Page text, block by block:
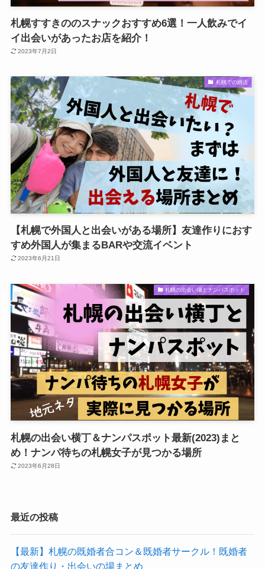
札幌すすきののスナックおすすめ6選！一人飲みでイ
イ出会いがあったお店を紹介！
2023年7月2日
札幌での婚活
【札幌で外国人と出会いがある場所】友達作りにおす
すめ外国人が集まるBARや交流イベント
2023年6月21日
札幌の出会い場とナンパスポット
札幌の出会い横丁＆ナンパスポット最新(2023)まと
め！ナンパ待ちの札幌女子が見つかる場所
2023年6月28日
最近の投稿
【最新】札幌の既婚者合コン＆既婚者サークル！既婚者
の友達作り・出会いの場まとめ